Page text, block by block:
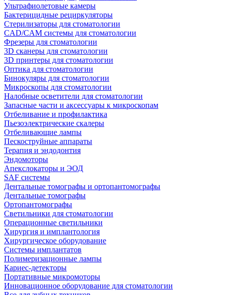
Ультрафиолетовые камеры
Бактерицидные рециркуляторы
Стерилизаторы для стоматологии
CAD/CAM системы для стоматологии
Фрезеры для стоматологии
3D cканеры для стоматологии
3D принтеры для стоматологии
Оптика для стоматологии
Бинокуляры для стоматологии
Микроскопы для стоматологии
Налобные осветители для стоматологии
Запасные части и аксессуары к микроскопам
Отбеливание и профилактика
Пьезоэлектрические скалеры
Отбеливающие лампы
Пескоструйные аппараты
Терапия и эндодонтия
Эндомоторы
Апекслокаторы и ЭОД
SAF системы
Дентальные томографы и ортопантомографы
Дентальные томографы
Ортопантомографы
Светильники для стоматологии
Операционные светильники
Хирургия и имплантология
Хирургическое оборудование
Системы имплантатов
Полимеризационные лампы
Кариес-детекторы
Портативные микромоторы
Инновационное оборудование для стоматологии